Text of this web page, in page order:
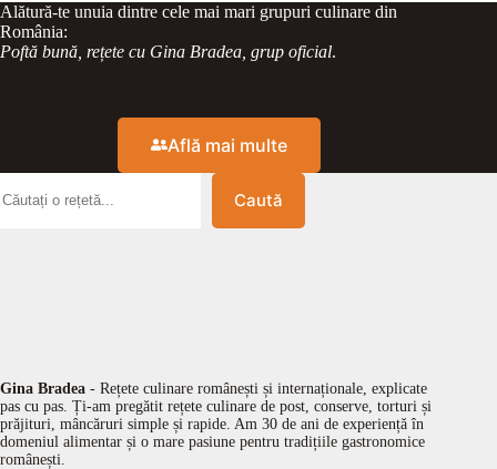
Alătură-te unuia dintre cele mai mari grupuri culinare din
România:
Poftă bună, rețete cu Gina Bradea, grup oficial.
Află mai multe
Caută
Gina Bradea - Rețete culinare românești și internaționale, explicate
pas cu pas. Ți-am pregătit rețete culinare de post, conserve, torturi și
prăjituri, mâncăruri simple și rapide. Am 30 de ani de experiență în
domeniul alimentar și o mare pasiune pentru tradițiile gastronomice
românești.